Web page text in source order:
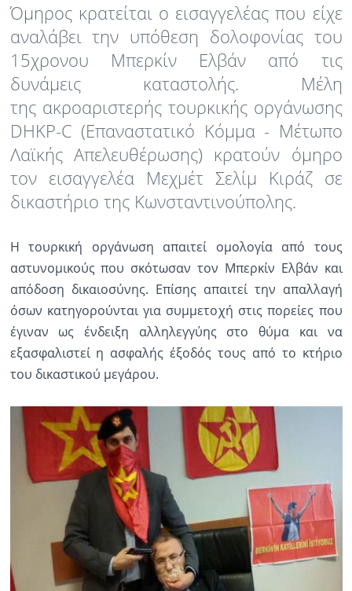
Κόσμος
Ραδιόφωνο
Εκπομπές
Πολιτισμός
Όμηρος κρατείται ο εισαγγελέας που είχε
αναλάβει την υπόθεση δολοφονίας του
15χρονου Μπερκίν Ελβάν από τις
δυνάμεις καταστολής. Μέλη
της ακροαριστερής τουρκικής οργάνωσης
DHKP-C (Επαναστατικό Κόμμα - Μέτωπο
Λαϊκής Απελευθέρωσης) κρατούν όμηρο
τον εισαγγελέα Μεχμέτ Σελίμ Κιράζ σε
δικαστήριο της Κωνσταντινούπολης.
Η τουρκική οργάνωση απαιτεί ομολογία από τους
αστυνομικούς που σκότωσαν τον Μπερκίν Ελβάν και
απόδοση δικαιοσύνης. Επίσης απαιτεί την απαλλαγή
όσων κατηγορούνται για συμμετοχή στις πορείες που
έγιναν ως ένδειξη αλληλεγγύης στο θύμα και να
εξασφαλιστεί η ασφαλής έξοδός τους από το κτήριο
του δικαστικού μεγάρου.